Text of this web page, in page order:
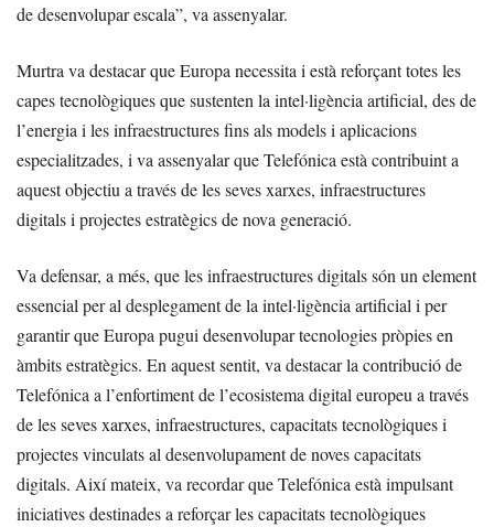
de desenvolupar escala”, va assenyalar.
Murtra va destacar que Europa necessita i està reforçant totes les
capes tecnològiques que sustenten la intel·ligència artificial, des de
l’energia i les infraestructures fins als models i aplicacions
especialitzades, i va assenyalar que Telefónica està contribuint a
aquest objectiu a través de les seves xarxes, infraestructures
digitals i projectes estratègics de nova generació.
Va defensar, a més, que les infraestructures digitals són un element
essencial per al desplegament de la intel·ligència artificial i per
garantir que Europa pugui desenvolupar tecnologies pròpies en
àmbits estratègics. En aquest sentit, va destacar la contribució de
Telefónica a l’enfortiment de l’ecosistema digital europeu a través
de les seves xarxes, infraestructures, capacitats tecnològiques i
projectes vinculats al desenvolupament de noves capacitats
digitals. Així mateix, va recordar que Telefónica està impulsant
iniciatives destinades a reforçar les capacitats tecnològiques